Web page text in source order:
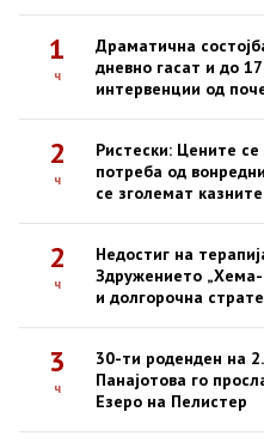
1
ч
Драматична
дневно гасат и до
интервенции од
2
ч
Ристески: Цените
потреба од
се зголемат
2
ч
Недостиг на
Здружението
и долгорочна
3
ч
30-ти роденден на
Панајотова го
Езеро на Пелистер